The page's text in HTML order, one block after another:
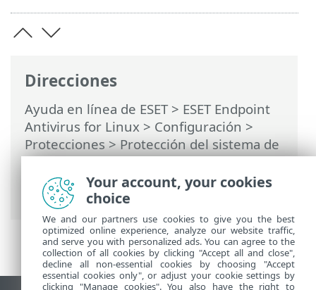
Direcciones
Ayuda en línea de ESET> ESET Endpoint
Antivirus for Linux > Configuración >
Protecciones>Protección del sistema de
archivos en tiempo real>Parámetros de
ThreatSense> Parámetros adicionales de
ThreatSense
Your account, your cookies
choice
We and our partners use cookies to give you the best
optimized online experience, analyze our website traffic,
and serve you with personalized ads. You can agree to the
collection of all cookies by clicking "Accept all and close",
decline all non-essential cookies by choosing "Accept
essential cookies only", or adjust your cookie settings by
clicking "Manage cookies". You also have the right to